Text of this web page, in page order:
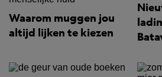
Waarom muggen jou
altijd lijken te kiezen